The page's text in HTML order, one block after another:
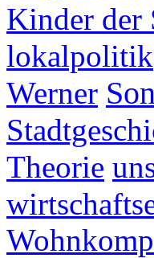
Kinder der
lokalpolitik
Werner
Theorie